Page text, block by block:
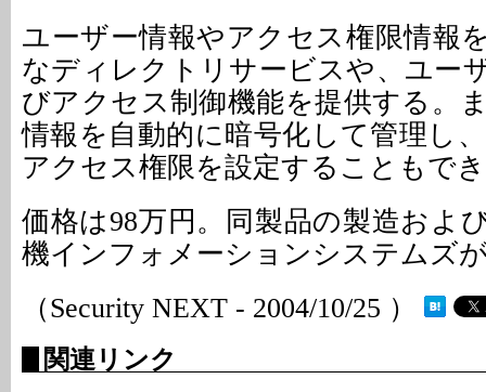
ユーザー情報やアクセス権限情報
なディレクトリサービスや、ユー
びアクセス制御機能を提供する。
情報を自動的に暗号化して管理し
アクセス権限を設定することもで
価格は98万円。同製品の製造およ
機インフォメーションシステムズ
（Security NEXT - 2004/10/25 ）
関連リンク